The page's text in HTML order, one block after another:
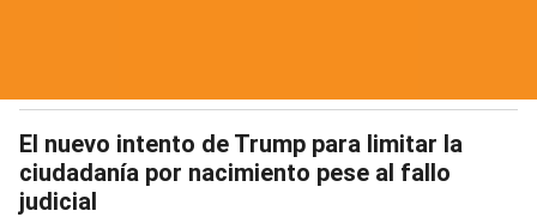
El nuevo intento de Trump para limitar la
ciudadanía por nacimiento pese al fallo
judicial